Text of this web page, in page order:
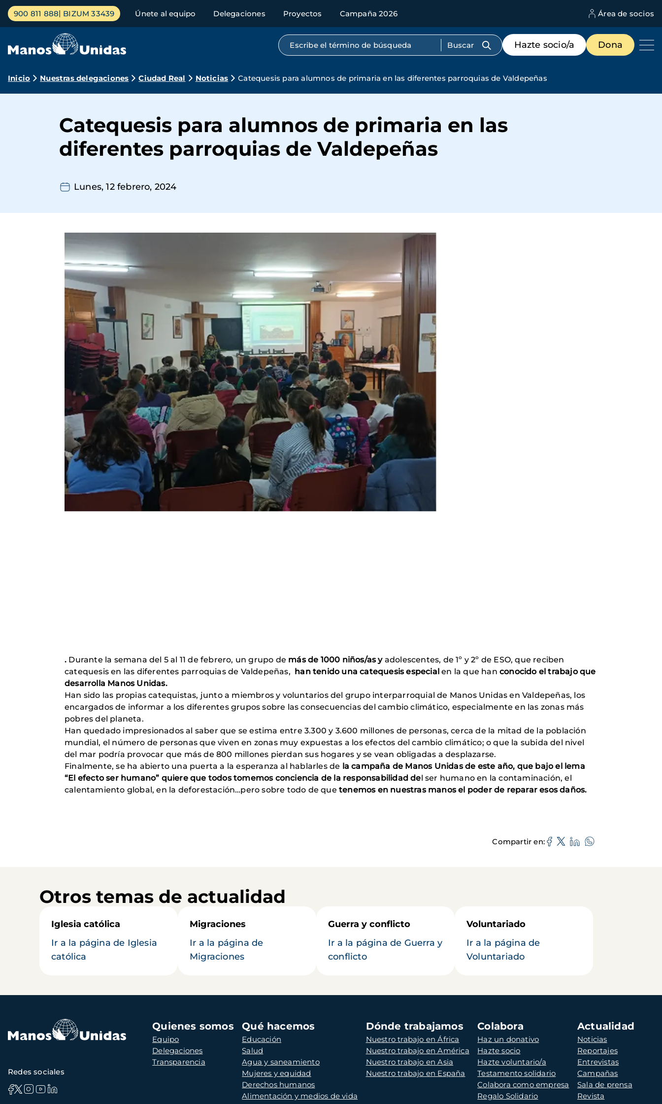
Pasar
contenido
Menú
principal
900 811 888 BIZUM 33439 Únete al equipo Delegaciones Proyectos Campaña 2026 Área de socios
Búsqueda por texto completo
Menú
de
destacados
Hazte socio/a Dona
Ruta
navegación
Inicio Nuestras delegaciones Ciudad Real Noticias Catequesis para alumnos de primaria en las diferentes parroquias de Valdepeñas
Catequesis para alumnos de primaria en las
diferentes parroquias de Valdepeñas
Lunes, 12 febrero, 2024
. Durante la semana del 5 al 11 de febrero, un grupo de más de 1000 niños/as yadolescentes, de 1º y 2º de ESO, que reciben
catequesis en las diferentes parroquias de Valdepeñas, han tenido una catequesis especial en la que hanconocido el trabajo que
desarrolla Manos Unidas.
Han sido las propias catequistas, junto a miembros y voluntarios del grupo interparroquial de Manos Unidas en Valdepeñas, los
encargados de informar a los diferentes grupos sobre las consecuencias del cambio climático, especialmente en las zonas más
pobres del planeta.
Han quedado impresionados al saber que se estima entre 3.300 y 3.600 millones de personas, cerca de la mitad de la población
mundial, el número de personas que viven en zonas muy expuestas a los efectos del cambio climático; o que la subida del nivel
del mar podría provocar que más de 800 millones pierdan sus hogares y se vean obligadas a desplazarse.
Finalmente, se ha abierto una puerta a la esperanza al hablarles de la campaña de Manos Unidas de este año, que bajo el lema
“El efecto ser humano” quiere que todos tomemos conciencia de la responsabilidad del ser humano en la contaminación, el
calentamiento global, en la deforestación…pero sobre todo de quetenemos en nuestras manos el poder de reparar esos daños.
Compartir en
Otros temas de actualidad
Iglesia católica
Ir a la página de Iglesia
católica
Migraciones
Ir a la página de
Migraciones
Guerra y conflicto
Ir a la página de Guerra y
conflicto
Voluntariado
Ir a la página de
Voluntariado
Navegación
principal
Quienes somos
Equipo
Delegaciones
Transparencia
Qué hacemos
Educación
Salud
Agua y saneamiento
Mujeres y equidad
Derechos humanos
Alimentación y medios de vida
Dónde trabajamos
Nuestro trabajo en África
Nuestro trabajo en América
Nuestro trabajo en Asia
Nuestro trabajo en España
Colabora
Haz un donativo
Hazte socio
Hazte voluntario/a
Testamento solidario
Colabora como empresa
Regalo Solidario
Actualidad
Noticias
Reportajes
Entrevistas
Campañas
Sala de prensa
Revista
Redes sociales